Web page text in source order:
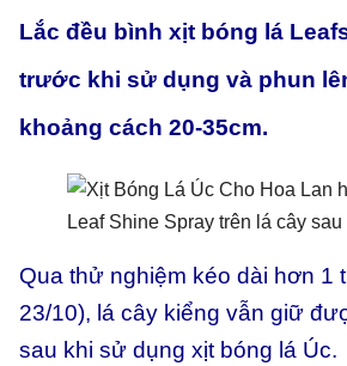
Lắc đều bình xịt bóng lá
trước khi sử dụng và phun
khoảng cách 20-35cm.
Leaf Shine Spray trên lá cây
Qua thử nghiệm kéo dài hơn 1
23/10), lá cây kiểng vẫn giữ
sau khi sử dụng xịt bóng lá Úc.